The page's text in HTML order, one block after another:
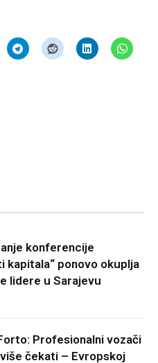
konferencije
kapitala“ ponovo okuplja
lidere u Sarajevu
Profesionalni vozači
čekati – Evropskoj